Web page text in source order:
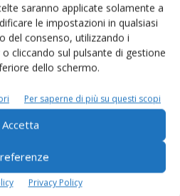
saranno applicate solamente a
le impostazioni in qualsiasi
del consenso, utilizzando i
cliccando sul pulsante di gestione
dello schermo.
Per saperne di più su questi scopi
Accetta
Privacy Policy
riservati. Sede legale Via Eritrea 21 -